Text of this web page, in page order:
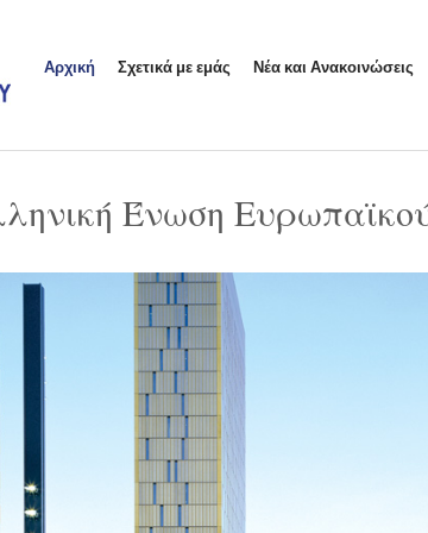
Αρχική Σχετικά με εμάς Νέα και Ανακοινώσεις
Ένωση